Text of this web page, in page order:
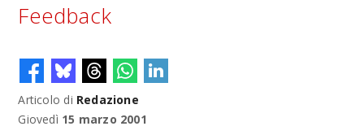
Feedback
Articolo di Redazione
Giovedì 15 marzo 2001